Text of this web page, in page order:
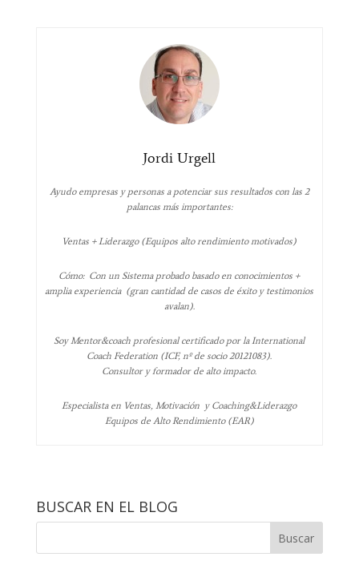
Jordi Urgell
Ayudo empresas y personas a potenciar sus resultados con las 2
palancas más importantes:
Ventas + Liderazgo (Equipos alto rendimiento motivados)
Cómo: Con un Sistema probado basado en conocimientos +
amplia experiencia (gran cantidad de casos de éxito y testimonios
avalan).
Soy Mentor&coach profesional certificado por la International
Coach Federation (ICF, nº de socio 20121083).
Consultor y formador de alto impacto.
Especialista en Ventas, Motivación y Coaching&Liderazgo
Equipos de Alto Rendimiento (EAR)
BUSCAR EN EL BLOG